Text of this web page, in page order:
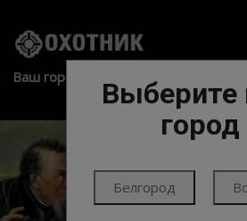
Ваш город:
Выберите
город
Белгород
ГЛАВНАЯ